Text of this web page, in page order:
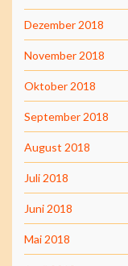
Dezember 2018
November 2018
Oktober 2018
September 2018
August 2018
Juli 2018
Juni 2018
Mai 2018